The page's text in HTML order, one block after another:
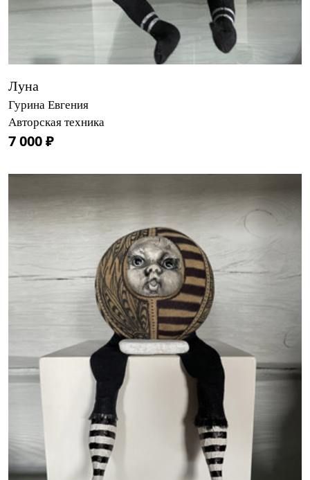
Луна
Гурина Евгения
Авторская техника
7 000 ₽